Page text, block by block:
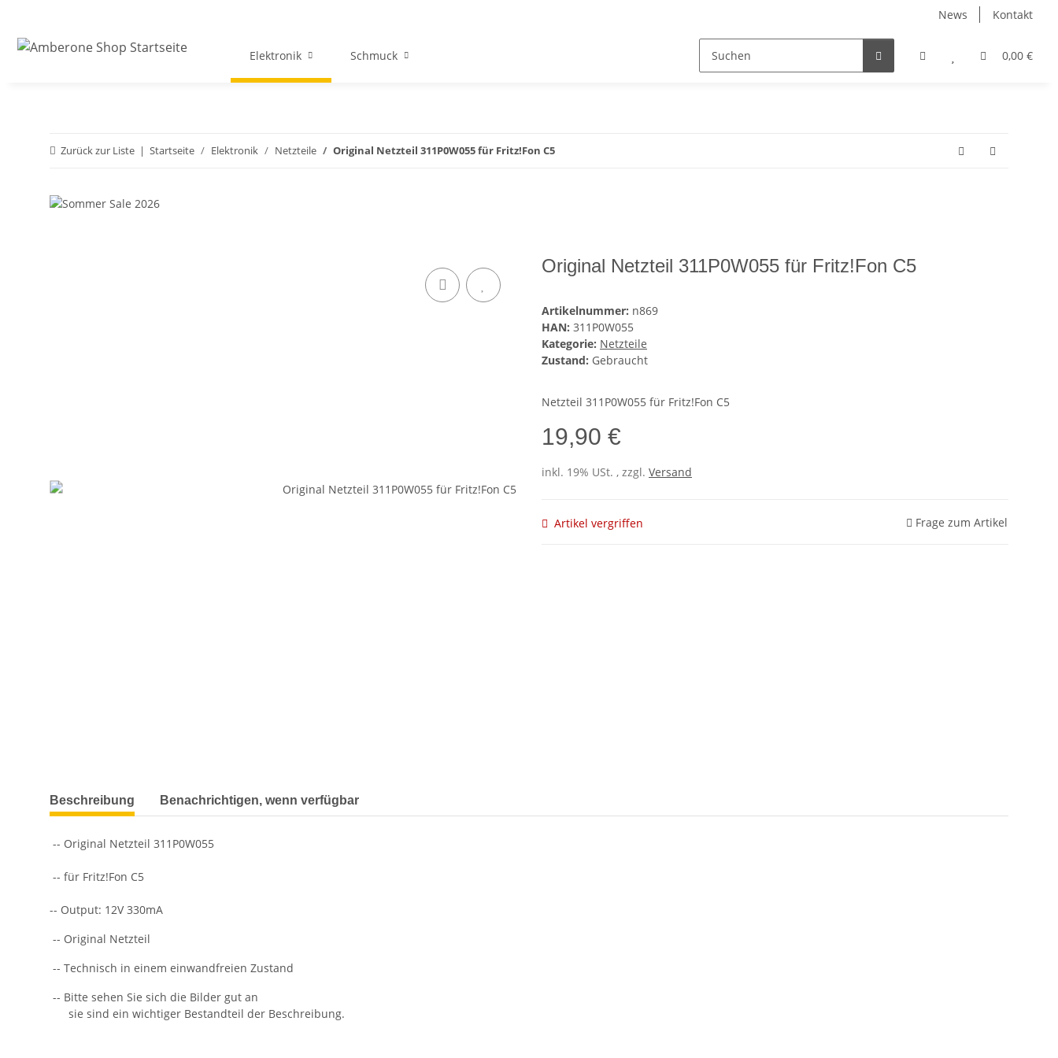
News Kontakt
0,00 €
Elektronik Schmuck
Zurück zur Liste Startseite Elektronik Netzteile Original Netzteil 311P0W055 für Fritz!Fon C5
Original Netzteil 311P0W055 für Fritz!Fon C5
Artikelnummer: n869
HAN: 311P0W055
Kategorie: Netzteile
Zustand: Gebraucht
Netzteil 311P0W055 für Fritz!Fon C5
19,90 €
inkl. 19% USt. , zzgl. Versand
Artikel vergriffen Frage zum Artikel
weitere Registerkarten anzeigen
Beschreibung Benachrichtigen, wenn verfügbar
-- Original Netzteil 311P0W055
-- für Fritz!Fon C5
-- Output: 12V 330mA
-- Original Netzteil
-- Technisch in einem einwandfreien Zustand
-- Bitte sehen Sie sich die Bilder gut an
sie sind ein wichtiger Bestandteil der Beschreibung.